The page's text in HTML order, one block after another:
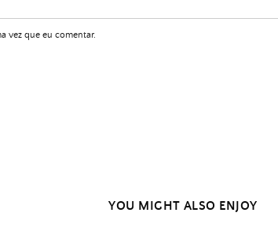
vez que eu comentar.
YOU MIGHT ALSO ENJOY